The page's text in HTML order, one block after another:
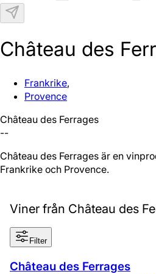
Château des
Frankrike,
Provence
Château des Ferrages
--
Château des Ferrages är en
Frankrike och Provence.
Viner från Château des
Filter
Château des Ferrages